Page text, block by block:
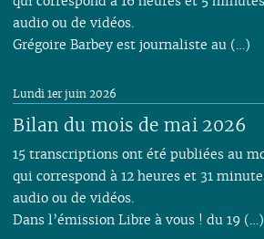
audio ou de vidéos.
Grégoire Barbey est journaliste au (…)
Bilan du mois de mai 2026
Lundi 1er juin 2026
15 transcriptions ont été publiées au
qui correspond à 12 heures et 31
audio ou de vidéos.
Dans l’émission Libre à vous ! du 19 (…)